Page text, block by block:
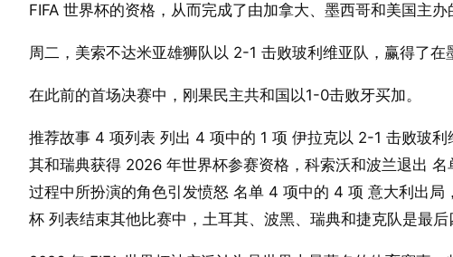
FIFA 世界杯的资格，从而完成了由加拿大、墨西哥和美国主办
周二，美索不达米亚雄狮队以 2-1 击败玻利维亚队，赢得了在
在此前的首场决赛中，刚果民主共和国以1-0击败牙买加。
推荐故事 4 项列表 列出 4 项中的 1 项 伊拉克以 2-1 击败玻
其和瑞典获得 2026 年世界杯参赛资格，科索沃和波兰退出
过程中所扮演的角色引发愤怒 名单 4 项中的 4 项 意大利出
杯 列表结束其他比赛中，土耳其、波黑、瑞典和捷克队是最后